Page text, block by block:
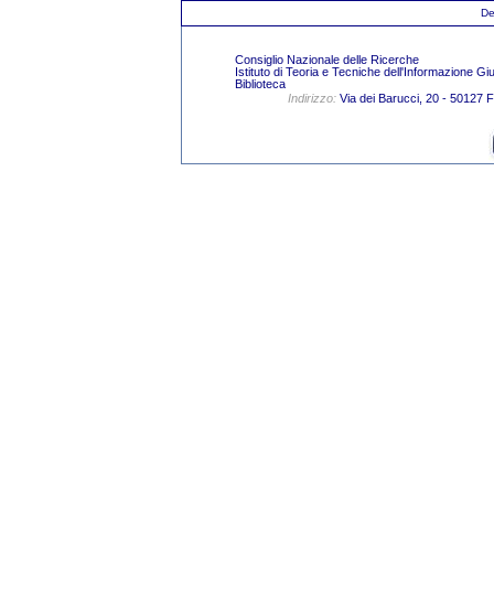
Consiglio Nazionale delle Ricerche
Istituto di Teoria e Tecniche dell'Informazione
Biblioteca
Indirizzo: Via dei Barucci, 20 - 50127